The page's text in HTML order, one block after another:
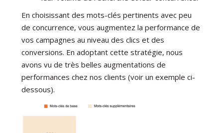
En choisissant des mots-clés pertinents avec peu
de concurrence, vous augmentez la performance de
vos campagnes au niveau des clics et des
conversions. En adoptant cette stratégie, nous
avons vu de très belles augmentations de
performances chez nos clients (voir un exemple ci-
dessous).